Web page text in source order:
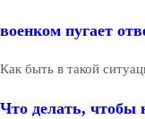
военком пугает
Как быть в такой
Что делать, чтобы